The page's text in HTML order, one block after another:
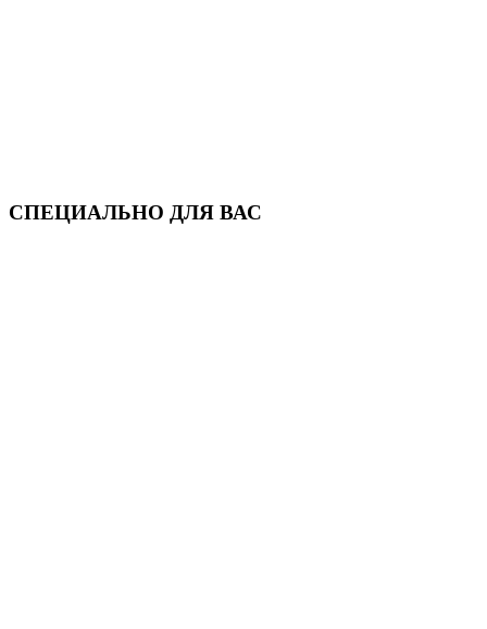
СПЕЦИАЛЬНО ДЛЯ ВАС